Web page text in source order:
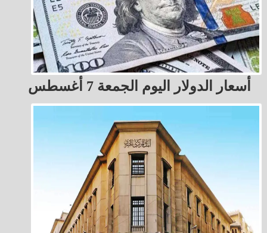
أسعار الدولار اليوم الجمعة 7 أغسطس